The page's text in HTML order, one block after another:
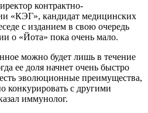
контрактно-
«КЭГ», кандидат медицинских
с изданием в свою очередь
о «Йота» пока очень мало.
можно будет лишь в течение
ее доля начнет очень быстро
есть эволюционные преимущества,
конкурировать с другими
иммунолог.